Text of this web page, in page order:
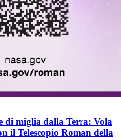
di miglia dalla Terra: Vola
il Telescopio Roman della